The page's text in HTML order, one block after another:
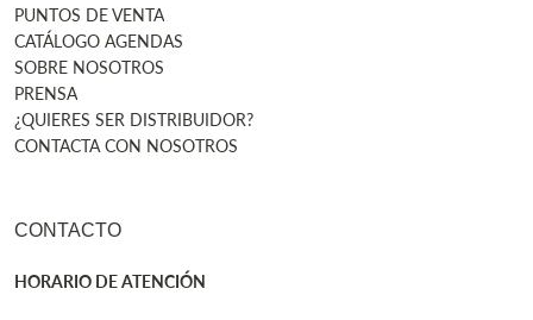
PUNTOS DE VENTA
CATÁLOGO AGENDAS
SOBRE NOSOTROS
PRENSA
¿QUIERES SER DISTRIBUIDOR?
CONTACTA CON NOSOTROS
CONTACTO
HORARIO DE ATENCIÓN